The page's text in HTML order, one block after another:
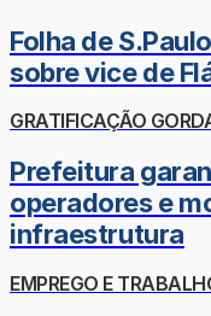
Folha de
sobre vice de
GRATIFICAÇÃO
Prefeitura
operadores e
infraestrutura
EMPREGO E